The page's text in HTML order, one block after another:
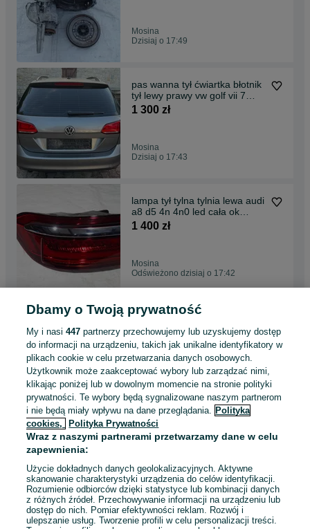
Mosina
Dzisiaj o 17:49
pas wanna tył ćwiartka błotnik
tył lewy prawy vw golf vii 7
kombi la7n
1 300 zł
Mosina
Dzisiaj o 17:43
lampa tył tylna tylnia lewa audi
a8 d5 4n 4n0 led cała ok
4n0.945.091b
1 400 zł
Mosina
Odświeżono dzisiaj o 17:42
dodatkowa pompa wody audi
a6 c8 a7 ii 2 4k 4k0
4k0.965567c
400 zł
Mosina
Dzisiaj o 17:40
kierownica skórzana
multifunkcja audi a1 8x 8x0
Mosina
Odświeżono dzisiaj o 17:39
Dbamy o Twoją prywatność
My i nasi447 partnerzy przechowujemy lub uzyskujemy dostęp
do informacji na urządzeniu, takich jak unikalne identyfikatory w
plikach cookie w celu przetwarzania danych osobowych.
Użytkownik może zaakceptować wybory lub zarządzać nimi,
klikając poniżej lub w dowolnym momencie na stronie polityki
prywatności. Te wybory będą sygnalizowane naszym partnerom
i nie będą miały wpływu na dane przeglądania. Polityka
cookies,
Polityka Prywatności
Wraz z naszymi partnerami przetwarzamy dane w celu
zapewnienia:
Użycie dokładnych danych geolokalizacyjnych. Aktywne
skanowanie charakterystyki urządzenia do celów identyfikacji.
Rozumienie odbiorców dzięki statystyce lub kombinacji danych
z różnych źródeł. Przechowywanie informacji na urządzeniu lub
dostęp do nich. Pomiar efektywności reklam. Rozwój i
ulepszanie usług. Tworzenie profili w celu personalizacji treści.